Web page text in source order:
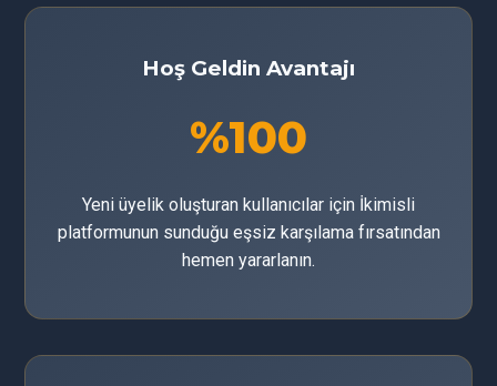
Hoş Geldin Avantajı
%100
Yeni üyelik oluşturan kullanıcılar için İkimisli
platformunun sunduğu eşsiz karşılama fırsatından
hemen yararlanın.